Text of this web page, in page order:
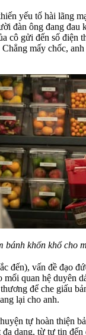
yếu tố hài lãng
đàn ông đang
gửi đến số
mấy chốc,
bánh khốn khổ cho
đến), vấn đề đạo
quan hệ duyên
để che giấu
lại cho anh.
tự hoàn thiện
dạng, từ tự tin